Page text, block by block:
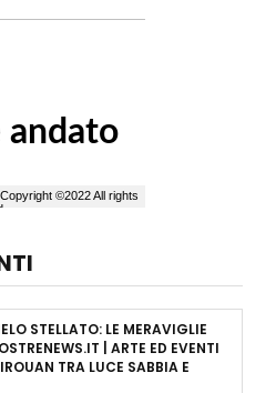
STELLATO: LE MERAVIGLIE
| ARTE ED EVENTI
TRA LUCE SABBIA E